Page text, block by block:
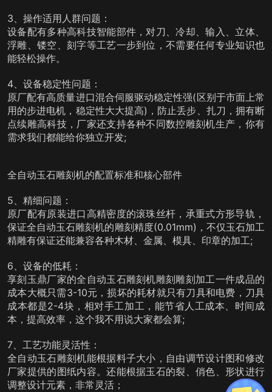
3、操作适用人群问题：
设备配有多种高科技智能部件，对刀、冷却、输入、立体、
浮雕、镂空、刻字等工艺一步到位，不需要任何专业知识也
能轻松操作。
4、设备稳定性问题：
原厂配有高质量进口混合伺服驱动稳定性强(区别于市面上常
用的步进电机，稳定性大大提高)，防止丢步、扎刀，拥有断
点续雕高科技，厂家还支持各种不同数控雕刻机生产，你有
需求我们都能给你独立开发;
全自动玉石雕刻机的配置标准和核心部件
5、精细问题：
原厂配有原装进口高精密度的滚珠丝杆，承重式方形导轨，
保证全自动玉石雕刻机的雕刻精度(0.01mm)，不仅玉石加工
精雕有保证还能兼容各种木材、金属、模具、印章的加工;
6、设备的低耗：
享刻玉鼎厂家的全自动玉石雕刻机雕刻雕刻加工一件成品的
成本大概只需3-10元，损坏的耗材就只有刀具和电费，刀具
成本都是2-4块，相对手工加工，能节省人工成本、时间成
本，提高效率，这个我不用说大家都会算;
7、工艺功能灵活性：
全自动玉石雕刻机能根据料子大小，自由调节设计图和修改
厂家提供的图纸内容。还能根据玉石的裂、俏色、形状进行
调整设计元素，非常灵活；